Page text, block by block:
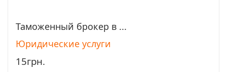
Просмотреть
Таможенный брокер в ...
Юридические услуги
15грн.